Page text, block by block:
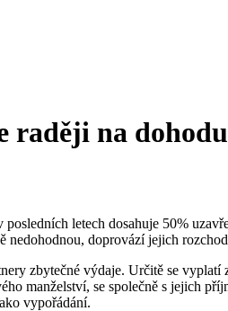
raději na dohodu
letech dosahuje 50%
nedohodnou, doprovází jejich
zbytečné výdaje. Určitě se
manželství, se společně s jejich
vypořádání.